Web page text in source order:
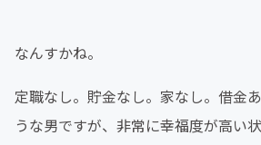
なんすかね。
定職なし。貯金なし。家なし。借金
うな男ですが、非常に幸福度が高い